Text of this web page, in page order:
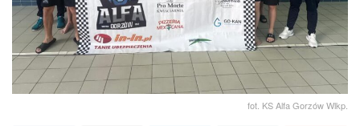
fot. KS Alfa Gorzów Wlkp.